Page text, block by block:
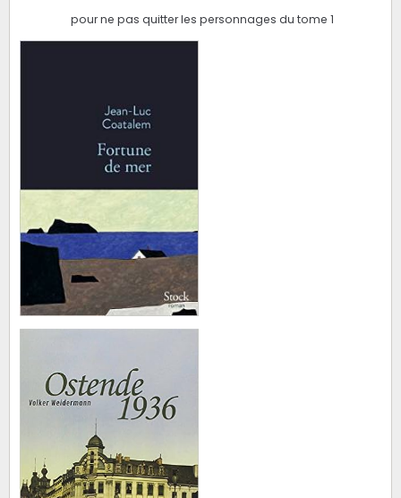
pour ne pas quitter les personnages du tome 1